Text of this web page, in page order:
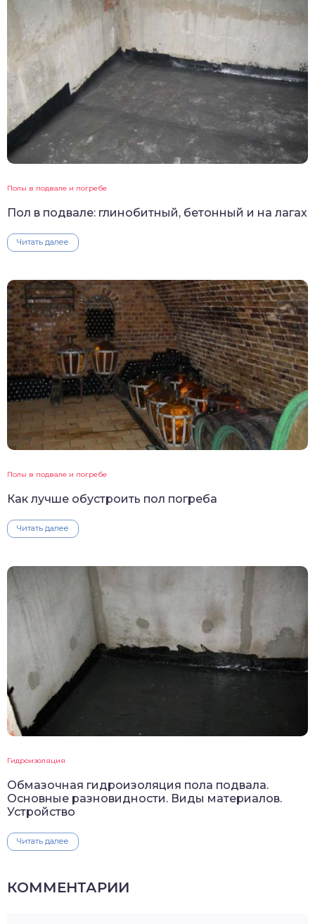
Полы в подвале и погребе
Пол в подвале: глинобитный, бетонный и на лагах
Читать далее
Полы в подвале и погребе
Как лучше обустроить пол погреба
Читать далее
Гидроизоляция
Обмазочная гидроизоляция пола подвала.
Основные разновидности. Виды материалов.
Устройство
Читать далее
КОММЕНТАРИИ